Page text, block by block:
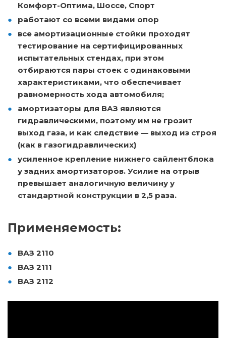
Комфорт-Оптима, Шоссе, Спорт
работают со всеми видами опор
все амортизационные стойки проходят
тестирование на сертифицированных
испытательных стендах, при этом
отбираются пары стоек с одинаковыми
характеристиками, что обеспечивает
равномерность хода автомобиля;
амортизаторы для ВАЗ являются
гидравлическими, поэтому им не грозит
выход газа, и как следствие — выход из строя
(как в газогидравлических)
усиленное крепление нижнего сайлентблока
у задних амортизаторов. Усилие на отрыв
превышает аналогичную величину у
стандартной конструкции в 2,5 раза.
Применяемость:
ВАЗ 2110
ВАЗ 2111
ВАЗ 2112